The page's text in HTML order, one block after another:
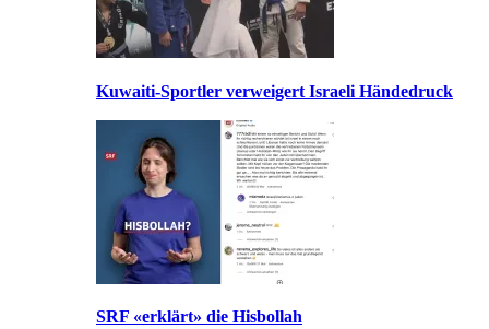
Kuwaiti-Sportler verweigert Israeli Händedruck
SRF «erklärt» die Hisbollah